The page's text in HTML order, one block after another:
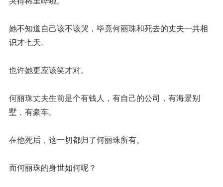
她不知道自己该不该哭，毕竟何丽珠和死去的丈夫一共相
识才七天。
也许她更应该笑才对。
何丽珠丈夫生前是个有钱人，有自己的公司，有海景别
墅，有豪车。
在他死后，这一切都归了何丽珠所有。
而何丽珠的身世如何呢？